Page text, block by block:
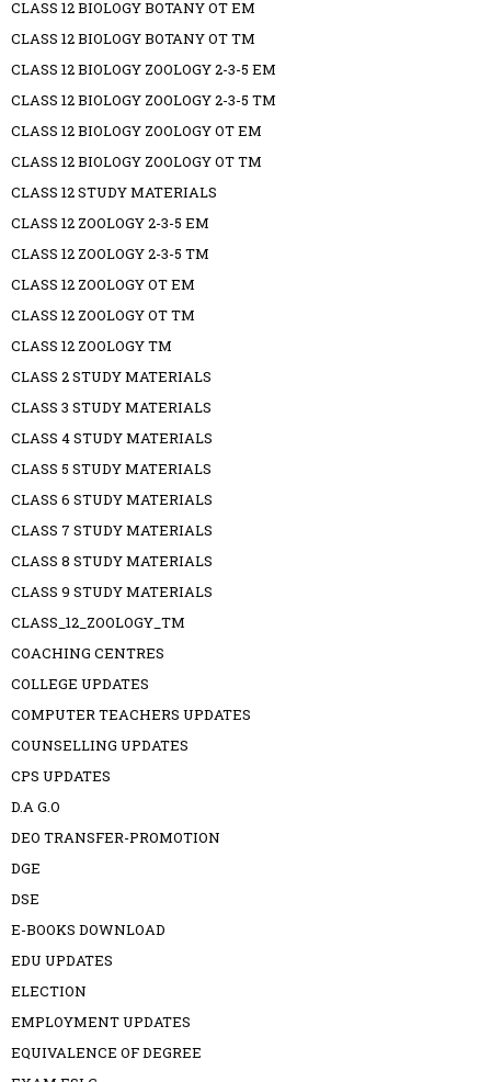
CLASS 12 BIOLOGY BOTANY OT EM
CLASS 12 BIOLOGY BOTANY OT TM
CLASS 12 BIOLOGY ZOOLOGY 2-3-5 EM
CLASS 12 BIOLOGY ZOOLOGY 2-3-5 TM
CLASS 12 BIOLOGY ZOOLOGY OT EM
CLASS 12 BIOLOGY ZOOLOGY OT TM
CLASS 12 STUDY MATERIALS
CLASS 12 ZOOLOGY 2-3-5 EM
CLASS 12 ZOOLOGY 2-3-5 TM
CLASS 12 ZOOLOGY OT EM
CLASS 12 ZOOLOGY OT TM
CLASS 12 ZOOLOGY TM
CLASS 2 STUDY MATERIALS
CLASS 3 STUDY MATERIALS
CLASS 4 STUDY MATERIALS
CLASS 5 STUDY MATERIALS
CLASS 6 STUDY MATERIALS
CLASS 7 STUDY MATERIALS
CLASS 8 STUDY MATERIALS
CLASS 9 STUDY MATERIALS
CLASS_12_ZOOLOGY_TM
COACHING CENTRES
COLLEGE UPDATES
COMPUTER TEACHERS UPDATES
COUNSELLING UPDATES
CPS UPDATES
D.A G.O
DEO TRANSFER-PROMOTION
DGE
DSE
E-BOOKS DOWNLOAD
EDU UPDATES
ELECTION
EMPLOYMENT UPDATES
EQUIVALENCE OF DEGREE